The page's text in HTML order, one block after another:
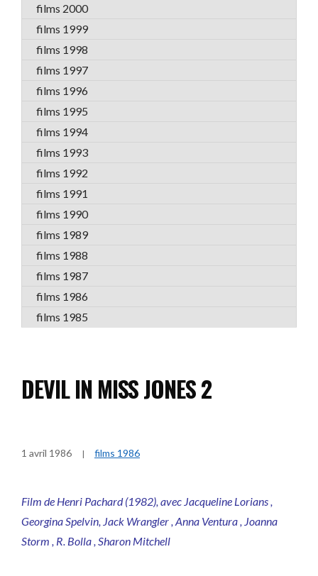
films 2000
films 1999
films 1998
films 1997
films 1996
films 1995
films 1994
films 1993
films 1992
films 1991
films 1990
films 1989
films 1988
films 1987
films 1986
films 1985
DEVIL IN MISS JONES 2
1 avril 1986 films 1986
Film de Henri Pachard (1982), avec Jacqueline Lorians ,
Georgina Spelvin, Jack Wrangler , Anna Ventura , Joanna
Storm , R. Bolla , Sharon Mitchell